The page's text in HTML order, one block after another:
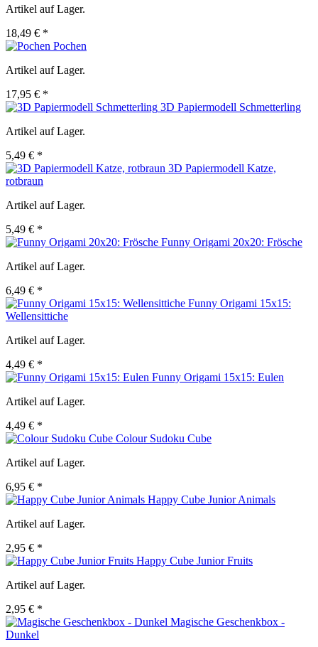
Artikel auf Lager.
18,49 € *
Pochen
Artikel auf Lager.
17,95 € *
3D Papiermodell Schmetterling
Artikel auf Lager.
5,49 € *
3D Papiermodell Katze,
rotbraun
Artikel auf Lager.
5,49 € *
Funny Origami 20x20: Frösche
Artikel auf Lager.
6,49 € *
Funny Origami 15x15:
Wellensittiche
Artikel auf Lager.
4,49 € *
Funny Origami 15x15: Eulen
Artikel auf Lager.
4,49 € *
Colour Sudoku Cube
Artikel auf Lager.
6,95 € *
Happy Cube Junior Animals
Artikel auf Lager.
2,95 € *
Happy Cube Junior Fruits
Artikel auf Lager.
2,95 € *
Magische Geschenkbox -
Dunkel